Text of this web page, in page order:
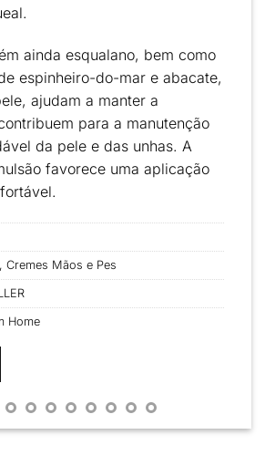
.
ainda esqualano, bem como
espinheiro-do-mar e abacate,
, ajudam a manter a
para a manutenção
da pele e das unhas. A
favorece uma aplicação
.
, Cremes Mãos e Pes
Home